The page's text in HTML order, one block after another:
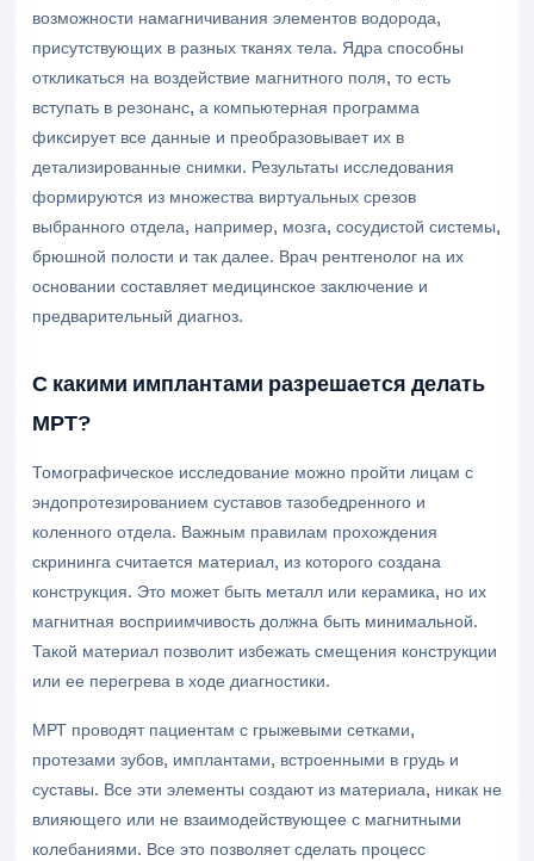
возможности намагничивания элементов водорода,
присутствующих в разных тканях тела. Ядра способны
откликаться на воздействие магнитного поля, то есть
вступать в резонанс, а компьютерная программа
фиксирует все данные и преобразовывает их в
детализированные снимки. Результаты исследования
формируются из множества виртуальных срезов
выбранного отдела, например, мозга, сосудистой системы,
брюшной полости и так далее. Врач рентгенолог на их
основании составляет медицинское заключение и
предварительный диагноз.
С какими имплантами разрешается делать
МРТ?
Томографическое исследование можно пройти лицам с
эндопротезированием суставов тазобедренного и
коленного отдела. Важным правилам прохождения
скрининга считается материал, из которого создана
конструкция. Это может быть металл или керамика, но их
магнитная восприимчивость должна быть минимальной.
Такой материал позволит избежать смещения конструкции
или ее перегрева в ходе диагностики.
МРТ проводят пациентам с грыжевыми сетками,
протезами зубов, имплантами, встроенными в грудь и
суставы. Все эти элементы создают из материала, никак не
влияющего или не взаимодействующее с магнитными
колебаниями. Все это позволяет сделать процесс